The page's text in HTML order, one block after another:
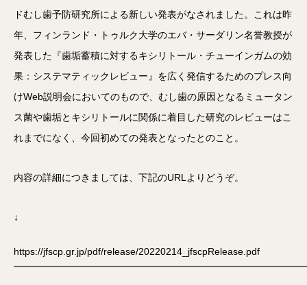
ドむし歯予防研究所による新しい発表がなされました。これは昨
年、フィンランド・トゥルク大学のエバ・サーダリン名誉教授が
発表した『歯垢蓄積に対するキシリトール・チューインガムの効
果：システマティックレビュー』を広く発信するためのプレス向
けWeb説明会においてのもので、むし歯の原因となるミュータン
ス菌や歯垢とキシリトールに関係に着目した研究のレビューはこ
れまでになく、今回初めての発表となったとのこと。
内容の詳細につきましては、下記のURLよりどうぞ。
↓
https://jfscp.gr.jp/pdf/release/20220214_jfscpRelease.pdf